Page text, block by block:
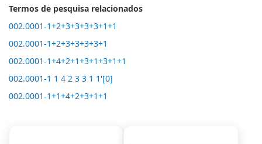
Termos de pesquisa relacionados
002.0001-1+2+3+3+3+3+1+1
002.0001-1+2+3+3+3+3+1
002.0001-1+4+2+1+3+1+3+1+1
002.0001-1 1 4 2 3 3 1 1'[0]
002.0001-1+1+4+2+3+1+1